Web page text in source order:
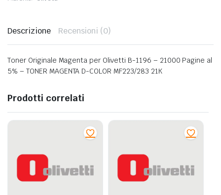
Descrizione Recensioni (0)
Toner Originale Magenta per Olivetti B-1196 – 21000 Pagine al
5% – TONER MAGENTA D-COLOR MF223/283 21K
Prodotti correlati